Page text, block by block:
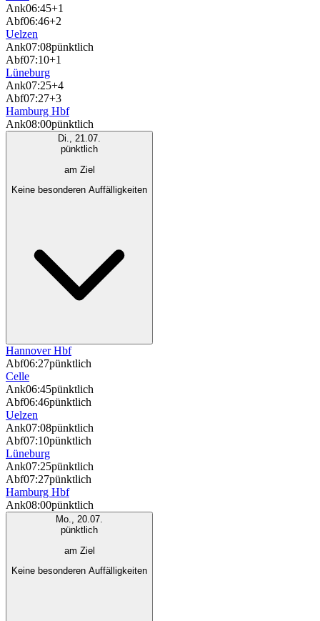
Ank06:45+1
Abf06:46+2
Uelzen
Ank07:08pünktlich
Abf07:10+1
Lüneburg
Ank07:25+4
Abf07:27+3
Hamburg Hbf
Ank08:00pünktlich
Di., 21.07.
pünktlich
am Ziel
Keine besonderen Auffälligkeiten
Hannover Hbf
Abf06:27pünktlich
Celle
Ank06:45pünktlich
Abf06:46pünktlich
Uelzen
Ank07:08pünktlich
Abf07:10pünktlich
Lüneburg
Ank07:25pünktlich
Abf07:27pünktlich
Hamburg Hbf
Ank08:00pünktlich
Mo., 20.07.
pünktlich
am Ziel
Keine besonderen Auffälligkeiten